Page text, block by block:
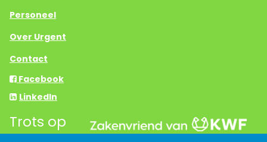
Personeel
Over Urgent
Contact
Facebook
LinkedIn
Trots op